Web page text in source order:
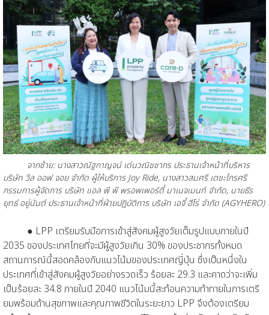
จากซ้าย:นางสาวณัฐกาญจน์ เด่นวณิชชากร ประธานเจ้าหน้าที่บริหาร
บริษัท วีล ออฟ จอย จำกัด ผู้ให้บริการ Joy Ride, นางสาวสมศรี เตชะไกรศรี
กรรมการผู้จัดการ บริษัท แอล พี พี พรอพเพอร์ตี้ มาเนจเมนท์ จำกัด, นายธีร
ยุทธ์ อยู่นันต์ ประธานเจ้าหน้าที่ฝ่ายปฏิบัติการ บริษัท เอจี้ ฮีโร่ จำกัด (AGYHERO)
● LPP เตรียมรับมือการเข้าสู่สังคมผู้สูงวัยเต็มรูปแบบภายในปี
2035 ของประเทศไทยที่จะมีผู้สูงวัยเกิน 30% ของประชากรทั้งหมด
สถานการณ์นี้สอดคล้องกับแนวโน้มของประเทศญี่ปุ่น ซึ่งเป็นหนึ่งใน
ประเทศที่เข้าสู่สังคมผู้สูงวัยอย่างรวดเร็ว ร้อยละ 29.3 และคาดว่าจะเพิ่ม
เป็นร้อยละ 34.8 ภายในปี 2040 แนวโน้มนี้สะท้อนความท้าทายในการเตรี
ยมพร้อมด้านสุขภาพและคุณภาพชีวิตในระยะยาว LPP จึงต้องเตรียม